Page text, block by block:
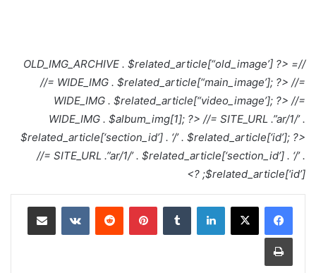
//= OLD_IMG_ARCHIVE . $related_article[“old_image’] ?>
//= WIDE_IMG . $related_article[“main_image’]; ?> //=
WIDE_IMG . $related_article[“video_image’]; ?> //=
WIDE_IMG . $album_img[1]; ?> //= SITE_URL .”ar/1/’ .
$related_article[‘section_id’] . ‘/’ . $related_article[‘id’]; ?>
//= SITE_URL .”ar/1/’ . $related_article[‘section_id’] . ‘/’ .
$related_article[‘id’]; ?>
لينكدإن بينتيريست مشاركة عبر البريد
طباعة